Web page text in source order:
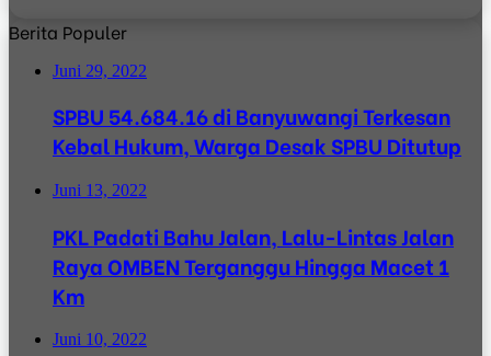
Berita Populer
Juni 29, 2022
SPBU 54.684.16 di Banyuwangi Terkesan
Kebal Hukum, Warga Desak SPBU Ditutup
Juni 13, 2022
PKL Padati Bahu Jalan, Lalu-Lintas Jalan
Raya OMBEN Terganggu Hingga Macet 1
Km
Juni 10, 2022